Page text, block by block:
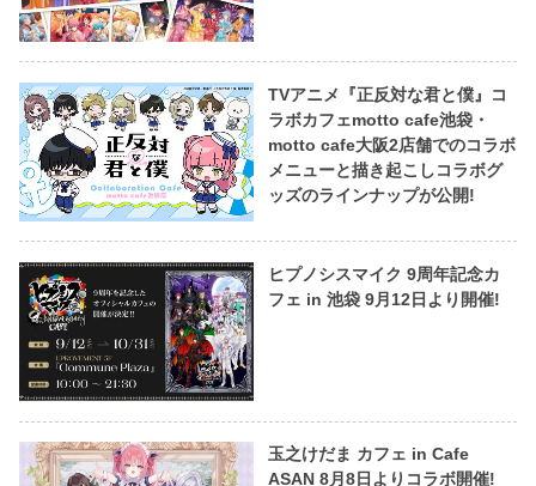
TVアニメ『正反対な君と僕』コ
ラボカフェmotto cafe池袋・
motto cafe大阪2店舗でのコラボ
メニューと描き起こしコラボグ
ッズのラインナップが公開!
ヒプノシスマイク 9周年記念カ
フェ in 池袋 9月12日より開催!
玉之けだま カフェ in Cafe
ASAN 8月8日よりコラボ開催!